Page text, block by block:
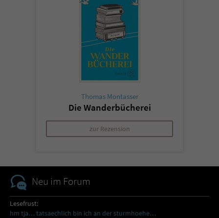
Thomas Montasser
Die Wanderbücherei
zur Rezension
Neu im Forum
Lesefrust:
hm tja… tatsaechlich bin ich an der sturmhoehe…